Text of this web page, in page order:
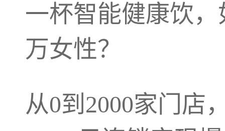
一杯智能健康饮
万女性？
从0到2000家门店